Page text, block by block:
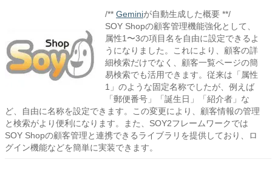
/** Geminiが自動生成した概要 **/
SOY Shopの顧客管理機能強化として、
属性1〜3の項目名を自由に設定できるよ
うになりました。これにより、顧客の詳
細検索だけでなく、顧客一覧ページの簡
易検索でも活用できます。従来は「属性
1」のような固定名称でしたが、例えば
「郵便番号」「誕生日」「紹介者」な
ど、自由に名称を設定できます。この変更により、顧客情報の管理
と検索がより便利になります。また、SOY2フレームワークでは
SOY Shopの顧客管理と連携できるライブラリを提供しており、ロ
グイン機能などを簡単に実装できます。